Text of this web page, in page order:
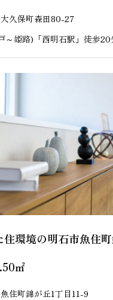
久保町森田80-27
～姫路)「西明石駅」徒歩20
住環境の明石市魚住
地 ー
㎡
住町錦が丘1丁目11-9